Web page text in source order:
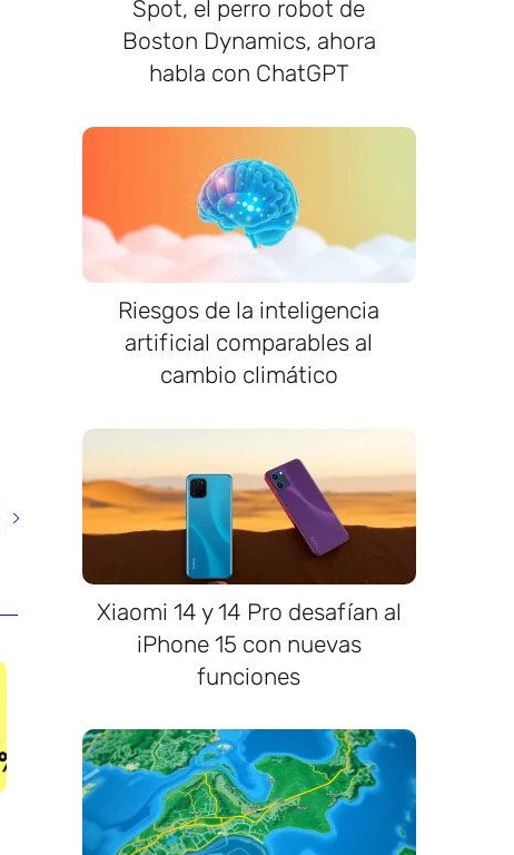
Spot, el perro robot de
Boston Dynamics, ahora
habla con ChatGPT
Riesgos de la inteligencia
artificial comparables al
cambio climático
Xiaomi 14 y 14 Pro desafían al
iPhone 15 con nuevas
funciones